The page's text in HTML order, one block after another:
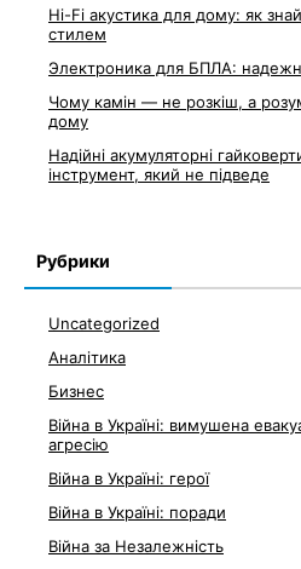
Hi-Fi акустика для дому: як
стилем
Электроника для БПЛА:
Чому камін — не розкіш, а
дому
Надійні акумуляторні
інструмент, який не підведе
Рубрики
Uncategorized
Аналітика
Бизнес
Війна в Україні: вимушена
агресію
Війна в Україні: герої
Війна в Україні: поради
Війна за Незалежність